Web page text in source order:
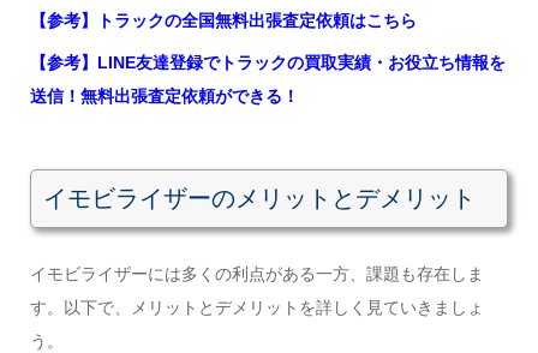
【参考】トラックの全国無料出張査定依頼はこちら
【参考】LINE友達登録でトラックの買取実績・お役立ち情報を
送信！無料出張査定依頼ができる！
イモビライザーのメリットとデメリット
イモビライザーには多くの利点がある一方、課題も存在しま
す。以下で、メリットとデメリットを詳しく見ていきましょ
う。